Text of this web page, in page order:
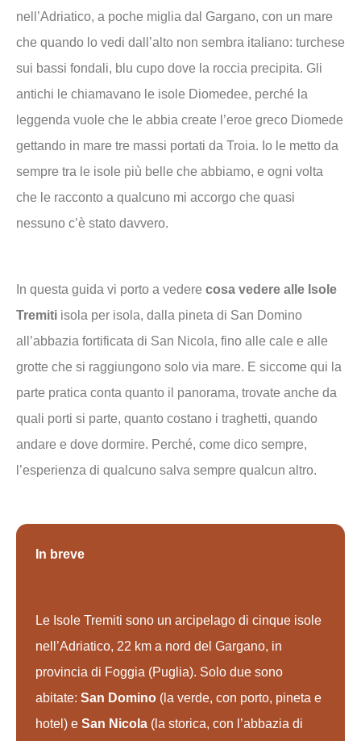
nell’Adriatico, a poche miglia dal Gargano, con un mare
che quando lo vedi dall’alto non sembra italiano: turchese
sui bassi fondali, blu cupo dove la roccia precipita. Gli
antichi le chiamavano le isole Diomedee, perché la
leggenda vuole che le abbia create l’eroe greco Diomede
gettando in mare tre massi portati da Troia. Io le metto da
sempre tra le isole più belle che abbiamo, e ogni volta
che le racconto a qualcuno mi accorgo che quasi
nessuno c’è stato davvero.
In questa guida vi porto a vedere cosa vedere alle Isole
Tremiti isola per isola, dalla pineta di San Domino
all’abbazia fortificata di San Nicola, fino alle cale e alle
grotte che si raggiungono solo via mare. E siccome qui la
parte pratica conta quanto il panorama, trovate anche da
quali porti si parte, quanto costano i traghetti, quando
andare e dove dormire. Perché, come dico sempre,
l’esperienza di qualcuno salva sempre qualcun altro.
In breve
Le Isole Tremiti sono un arcipelago di cinque isole
nell’Adriatico, 22 km a nord del Gargano, in
provincia di Foggia (Puglia). Solo due sono
abitate: San Domino (la verde, con porto, pineta e
hotel) e San Nicola (la storica, con l’abbazia di